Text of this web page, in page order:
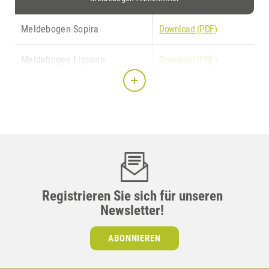
Meldebogen Sopira Download (PDF)
Meldebogen Ligosan Download (PDF)
Registrieren Sie sich für unseren
Newsletter!
ABONNIEREN